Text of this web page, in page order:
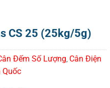
CS 25 (25kg/5g)
Đếm Số Lượng, Cân Điện
Quốc